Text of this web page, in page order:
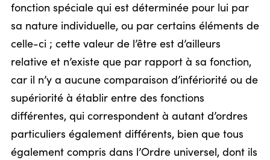
fonction spéciale qui est déterminée pour lui par
sa nature individuelle, ou par certains éléments de
celle-ci ; cette valeur de l’être est d’ailleurs
relative et n’existe que par rapport à sa fonction,
car il n’y a aucune comparaison d’infériorité ou de
supériorité à établir entre des fonctions
différentes, qui correspondent à autant d’ordres
particuliers également différents, bien que tous
également compris dans l’Ordre universel, dont ils